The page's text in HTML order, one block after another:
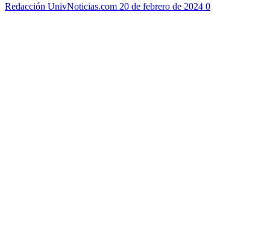
Redacción UnivNoticias.com 20 de febrero de 2024 0